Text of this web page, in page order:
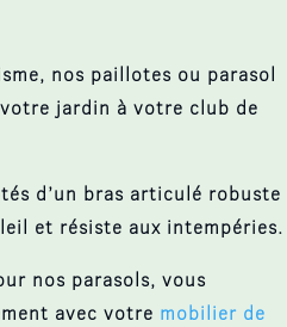
nos paillotes ou parasol
jardin à votre club de
d’un bras articulé robuste
et résiste aux intempéries.
nos parasols, vous
avec votre mobilier de